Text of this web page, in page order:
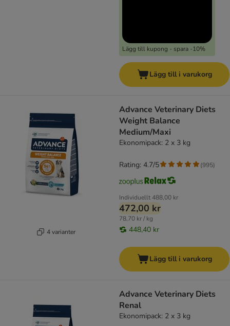
Lägg till kupong - spara -10%
Lägg till i varukorg
4 varianter
Advance Veterinary Diets
Weight Balance
Medium/Maxi
Ekonomipack: 2 x 3 kg
Individuellt488,00 kr
472,00 kr
78,70 kr / kg
448,40 kr
Rating: 4.7/5 (995)
Lägg till i varukorg
Advance Veterinary Diets
Renal
Ekonomipack: 2 x 3 kg